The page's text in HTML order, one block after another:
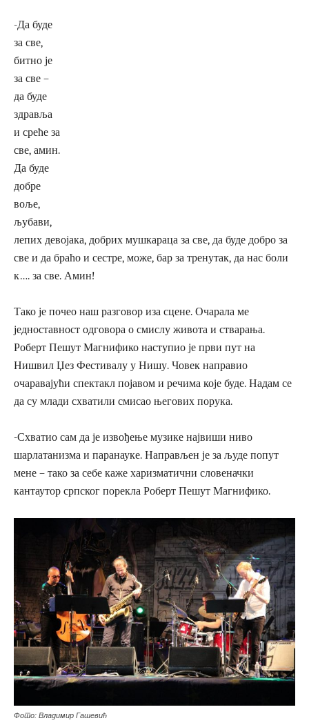
-Да буде
за све,
битно је
за све –
да буде
здравља
и среће за
све, амин.
Да буде
добре
воље,
љубави,
лепих девојака, добрих мушкараца за све, да буде добро за
све и да браћо и сестре, може, бар за тренутак, да нас боли
к…. за све. Амин!
Тако је почео наш разговор иза сцене. Очарала ме
једноставност одговора о смислу живота и стварања.
Роберт Пешут Магнифико наступио је први пут на
Нишвил Џез Фестивалу у Нишу. Човек направио
очаравајући спектакл појавом и речима које буде. Надам се
да су млади схватили смисао његових порука.
-Схватио сам да је извођење музике највиши ниво
шарлатанизма и паранауке. Направљен је за људе попут
мене – тако за себе каже харизматични словеначки
кантаутор српског порекла Роберт Пешут Магнифико.
Фото: Владимир Гашевић